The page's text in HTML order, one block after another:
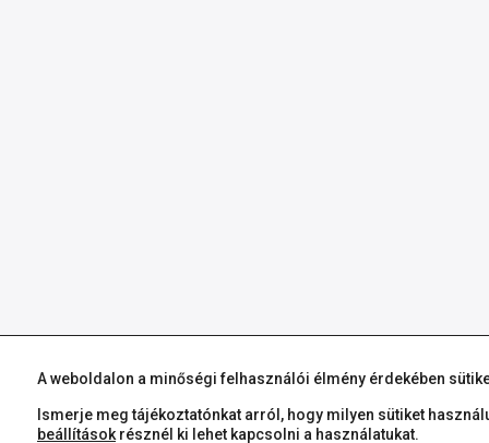
A weboldalon a minőségi felhasználói élmény érdekében
Ismerje meg tájékoztatónkat arról, hogy milyen sütiket
beállítások résznél ki lehet kapcsolni a használatukat.